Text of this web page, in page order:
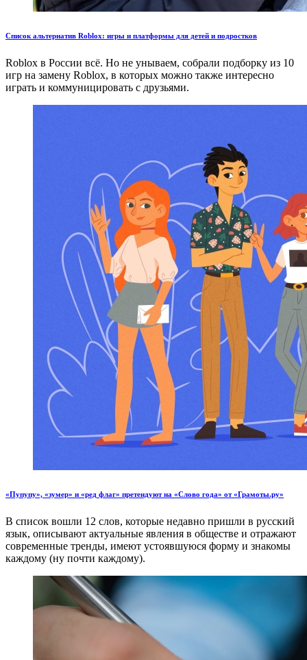
Список альтернатив Roblox: игры и платформы для детей и подростков
Roblox в России всё. Но не унываем, собрали подборку из 10
игр на замену Roblox, в которых можно также интересно
играть и коммуницировать с друзьями.
«Пупупу», «зумер» и «ред флаг» претендуют на «Слово года» от «Грамоты.ру»
В список вошли 12 слов, которые недавно пришли в русский
язык, описывают актуальные явления в обществе и отражают
современные тренды, имеют устоявшуюся форму и знакомы
каждому (ну почти каждому).